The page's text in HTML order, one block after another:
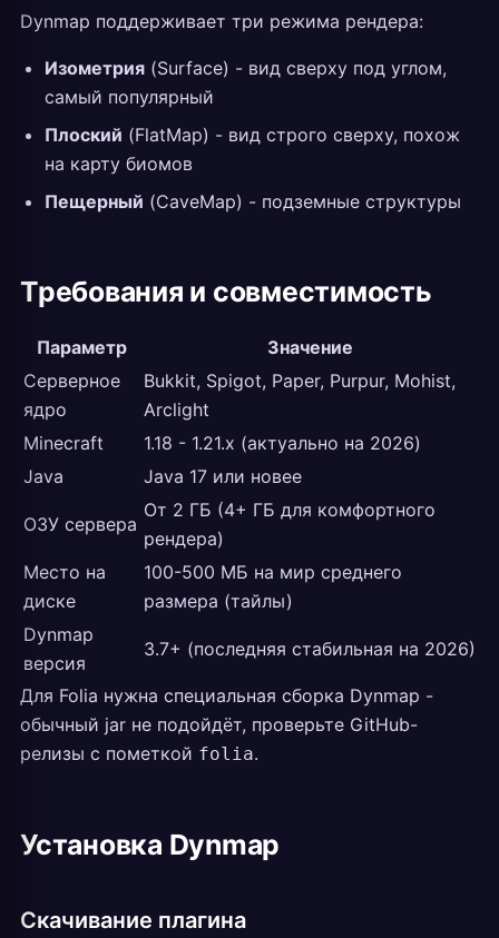
Dynmap поддерживает три режима рендера:
Изометрия (Surface) - вид сверху под углом,
самый популярный
Плоский (FlatMap) - вид строго сверху, похож
на карту биомов
Пещерный (CaveMap) - подземные структуры
Требования и совместимость
Параметр
Значение
Серверное
ядро
Bukkit, Spigot, Paper, Purpur, Mohist,
Arclight
Minecraft
1.18 - 1.21.x (актуально на 2026)
Java
Java 17 или новее
ОЗУ сервера
От 2 ГБ (4+ ГБ для комфортного
рендера)
Место на
диске
100-500 МБ на мир среднего
размера (тайлы)
Dynmap
версия
3.7+ (последняя стабильная на 2026)
Для Folia нужна специальная сборка Dynmap -
обычный jar не подойдёт, проверьте GitHub-
релизы с пометкой folia.
Установка Dynmap
Скачивание плагина